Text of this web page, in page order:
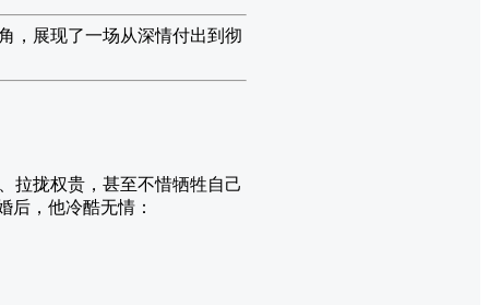
，展现了一场从深情付出到彻
拉拢权贵，甚至不惜牺牲自己
后，他冷酷无情：